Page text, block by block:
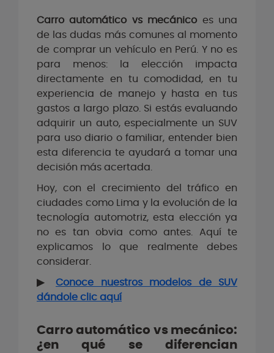
Carro automático vs mecánico es una
de las dudas más comunes al momento
de comprar un vehículo en Perú. Y no es
para menos: la elección impacta
directamente en tu comodidad, en tu
experiencia de manejo y hasta en tus
gastos a largo plazo. Si estás evaluando
adquirir un auto, especialmente un SUV
para uso diario o familiar, entender bien
esta diferencia te ayudará a tomar una
decisión más acertada.
Hoy, con el crecimiento del tráfico en
ciudades como Lima y la evolución de la
tecnología automotriz, esta elección ya
no es tan obvia como antes. Aquí te
explicamos lo que realmente debes
considerar.
▶ Conoce nuestros modelos de SUV
dándole clic aquí
Carro automático vs mecánico:
¿en qué se diferencian